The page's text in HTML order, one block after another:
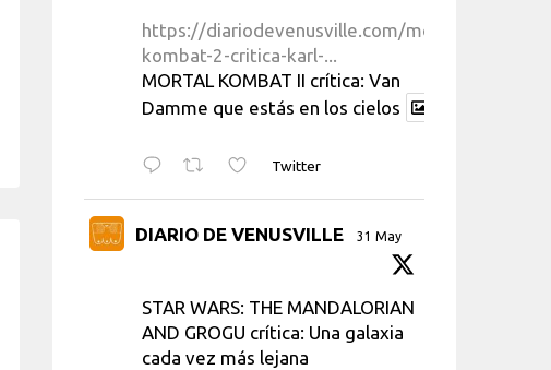
https://diariodevenusville.com/mortal-
kombat-2-critica-karl-...
MORTAL KOMBAT II crítica: Van
Damme que estás en los cielos
Twitter
DIARIO DE VENUSVILLE 31 May
STAR WARS: THE MANDALORIAN
AND GROGU crítica: Una galaxia
cada vez más lejana